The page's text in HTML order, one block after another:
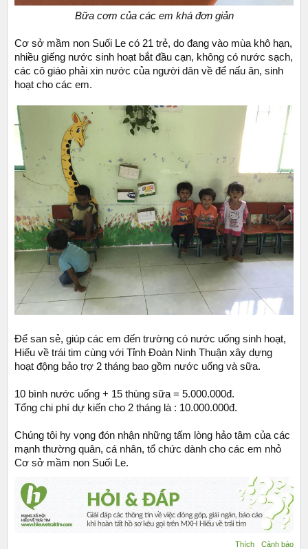
Bữa cơm của các em khá đơn giản
Cơ sở mầm non Suối Le có 21 trẻ, do đang vào mùa khô hạn,
nhiều giếng nước sinh hoạt bắt đầu cạn, không có nước sạch,
các cô giáo phải xin nước của người dân về để nấu ăn, sinh
hoạt cho các em.
Để san sẻ, giúp các em đến trường có nước uống sinh hoạt,
Hiểu về trái tim cùng với Tỉnh Đoàn Ninh Thuận xây dựng
hoạt động bảo trợ 2 tháng bao gồm nước uống và sữa.
10 bình nước uống + 15 thùng sữa = 5.000.000đ.
Tổng chi phí dự kiến cho 2 tháng là : 10.000.000đ.
Chúng tôi hy vọng đón nhận những tấm lòng hảo tâm của các
mạnh thường quân, cá nhân, tổ chức dành cho các em nhỏ
Cơ sở mầm non Suối Le.
Thích Cảnh báo